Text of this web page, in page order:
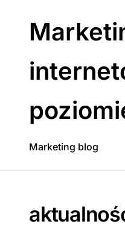
Marketing blog